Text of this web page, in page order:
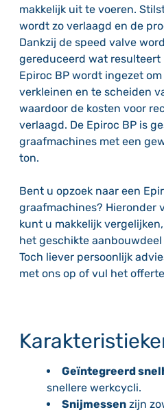
makkelijk uit te voeren.
wordt zo verlaagd en de
Dankzij de speed valve
gereduceerd wat resulteert
Epiroc BP wordt ingezet
verkleinen en te scheiden
waardoor de kosten voor
verlaagd. De Epiroc BP is
graafmachines met een
ton.
Bent u opzoek naar een
graafmachines? Hieronder
kunt u makkelijk
het geschikte
Toch liever persoonlijk
met ons op of vul het
Geïntegreerd
snellere werkcycli.
Snijmessen zijn